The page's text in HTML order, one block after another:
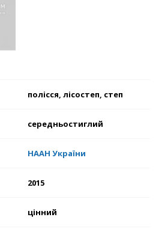
полісся, лісостеп, степ
середньостиглий
НААН України
2015
цінний